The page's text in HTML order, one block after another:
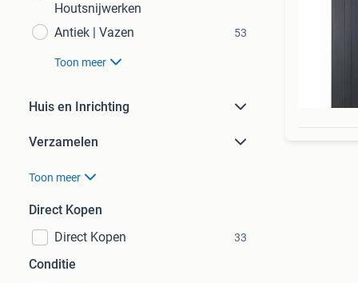
Houtsnijwerken
Antiek | Vazen 53
Toon meer
Huis en Inrichting
Verzamelen
Toon meer
Direct Kopen
Direct Kopen
33
Conditie